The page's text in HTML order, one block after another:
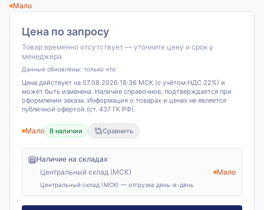
Мало
Цена по запросу
Товар временно отсутствует — уточните цену и срок у
менеджера
Данные обновлены: только что
Цена действует на 07.08.2026 18:36 МСК (с учётом НДС 22%) и
может быть изменена. Наличие справочное, подтверждается при
оформлении заказа. Информация о товарах и ценах не является
публичной офертой (ст. 437 ГК РФ).
Мало В наличии Сравнить
Наличие на складах
Центральный склад (МСК)
Мало
Центральный склад (МСК) — отгрузка день-в-день